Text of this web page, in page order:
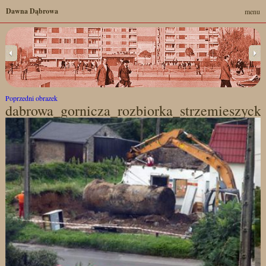
Poprzedni obrazek
Dawna Dąbrowa menu